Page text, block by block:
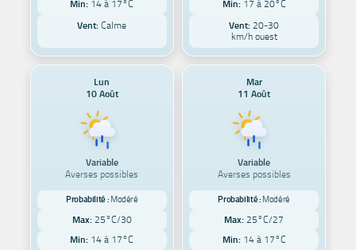
Min: 14 à 17°C
Vent: Calme
Min: 17 à 20°C
Vent: 20-30
km/h ouest
Lun
10 Août
Variable
Averses possibles
Probabilité : Modéré
Max: 25°C/30
Min: 14 à 17°C
Mar
11 Août
Variable
Averses possibles
Probabilité : Modéré
Max: 25°C/27
Min: 14 à 17°C